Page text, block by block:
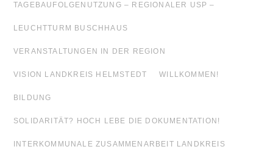
TAGEBAUFOLGENUTZUNG – REGIONALER USP –
LEUCHTTURM BUSCHHAUS
VERANSTALTUNGEN IN DER REGION
VISION LANDKREIS HELMSTEDT WILLKOMMEN!
BILDUNG
SOLIDARITÄT? HOCH LEBE DIE DOKUMENTATION!
INTERKOMMUNALE ZUSAMMENARBEIT LANDKREIS